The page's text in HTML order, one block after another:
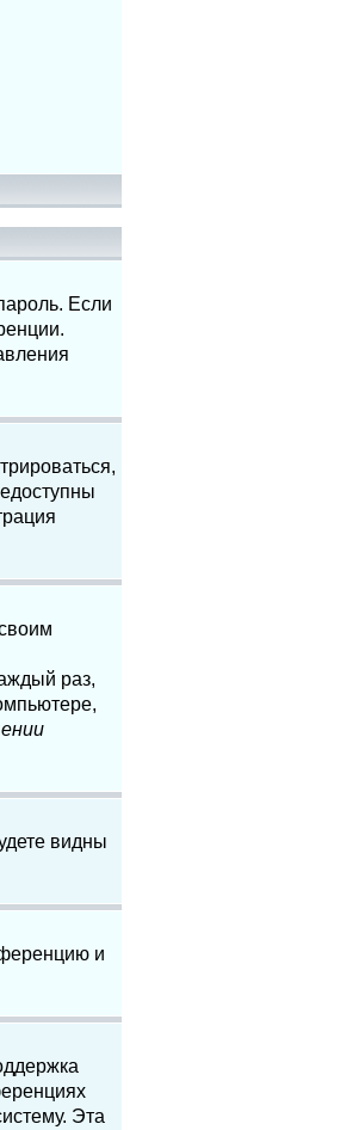
Если
раз,
видны
и
Эта